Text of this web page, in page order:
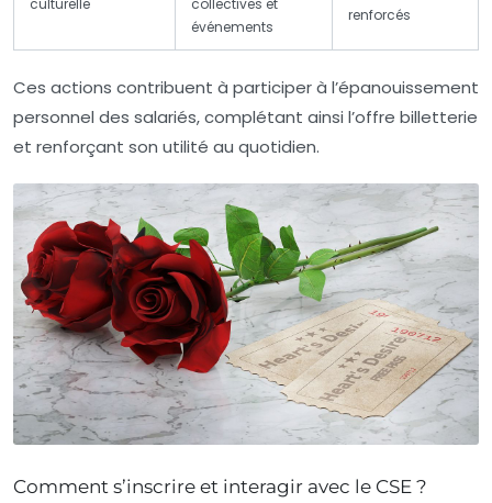
événements
renforcés
Ces actions contribuent à participer à l’épanouissement
personnel des salariés, complétant ainsi l’offre billetterie
et renforçant son utilité au quotidien.
Comment s’inscrire et interagir avec le CSE ?